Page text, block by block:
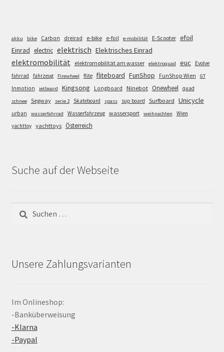
akku bike Carbon dreirad e-bike e-foil e-mobilität E-Scooter efoil
Einrad electric elektrisch Elektrisches Einrad
elektromobilität elektromobilität am wasser elektroquad euc
Evolve
fahrrad
fahrzeug Firewheel flite fliteboard FunShop FunShop Wien GT
Inmotion jetboard Kingsong Longboard Ninebot Onewheel quad
schnee Segway serie 2 Skateboard spass sup board Surfboard Unicycle
urban wasserfahrrad Wasserfahrzeug wassersport weihnachten
Wien
yachttoy yachttoys Österreich
Suche auf der Webseite
nach:
Unsere Zahlungsvarianten
Im Onlineshop:
-Banküberweisung
-Klarna
-Paypal